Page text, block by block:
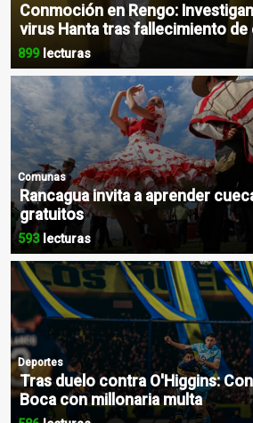
Conmoción en Rengo:
virus Hanta tras fallecimiento de
899lecturas
Comunas
Rancagua invita a aprender
gratuitos
593lecturas
Deportes
Tras duelo contra O'Higgins:
Boca con millonaria multa